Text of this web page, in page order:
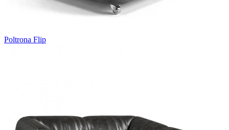
Poltrona Flip